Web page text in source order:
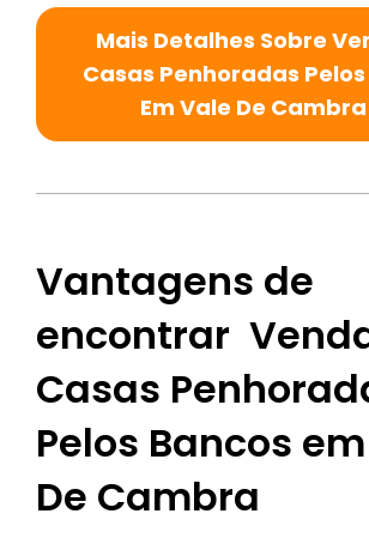
Mais Detalhes Sobre
Casas Penhoradas
Em Vale De Cambra
Vantagens de
encontrar
Casas
Pelos Bancos
De Cambra